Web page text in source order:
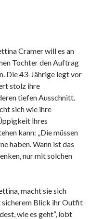
Cramer will es an
Tochter den Auftrag
Die 43-Jährige legt vor
stolz ihre
tiefen Ausschnitt.
sich wie ihre
ihres
kann: „Die müssen
haben. Wann ist das
nur mit solchen
macht sie sich
sicherem Blick ihr Outfit
wie es geht“, lobt